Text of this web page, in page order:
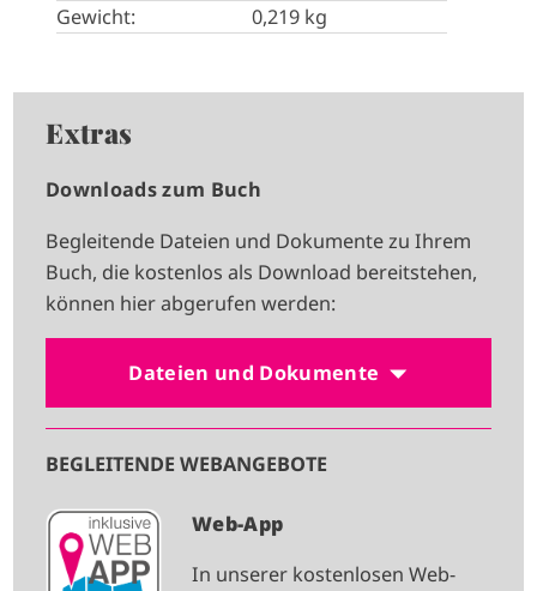
Gewicht:
0,219 kg
Extras
Downloads zum Buch
Begleitende Dateien und Dokumente zu Ihrem
Buch, die kostenlos als Download bereitstehen,
können hier abgerufen werden:
Dateien und Dokumente
BEGLEITENDE WEBANGEBOTE
I
M
Web-App
In unserer kostenlosen Web-